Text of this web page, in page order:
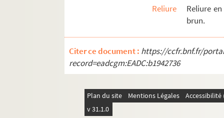
Reliure
Reliure
brun.
Citer ce document : https://ccfr.bnf.fr/
record=eadcgm:EADC:b1942736
Plan du site Mentions Légales
v 31.1.0